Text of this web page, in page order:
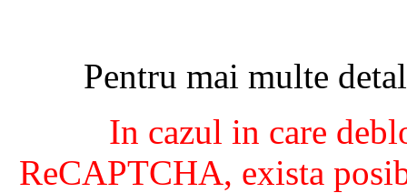
Pentru mai multe
In cazul in care
ReCAPTCHA, exista